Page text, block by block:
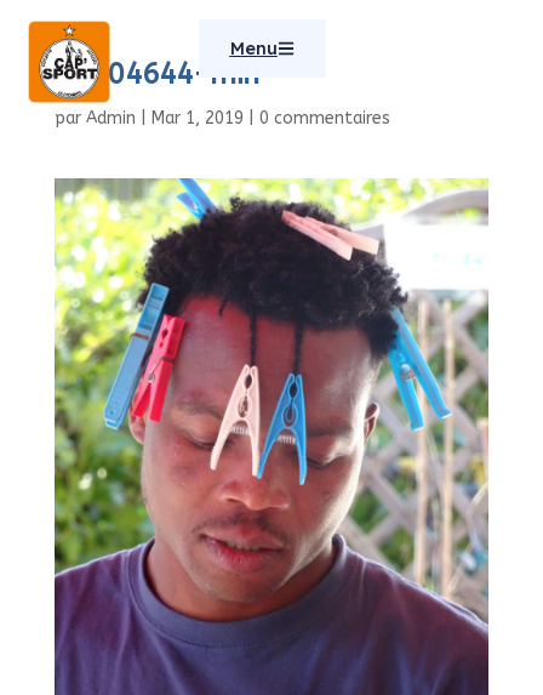
Menu
DSC04644-min
par Admin Mar 1, 2019 0 commentaires